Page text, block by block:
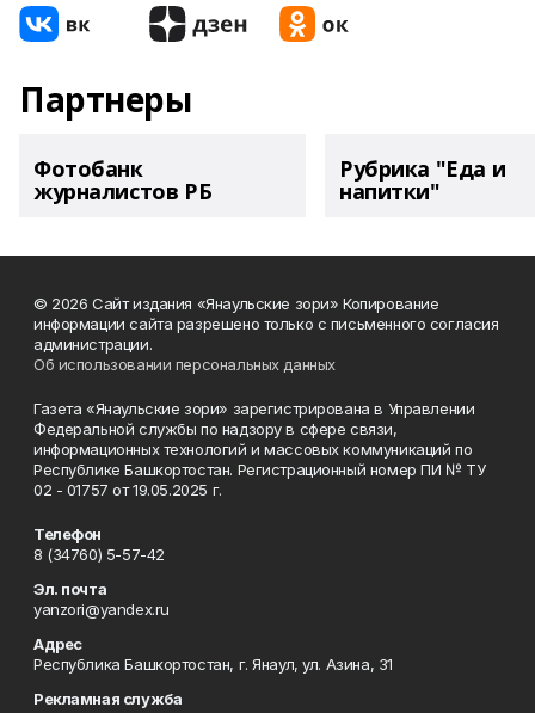
Партнеры
Фотобанк
журналистов РБ
Рубрика "Еда и
напитки"
© 2026 Сайт издания «Янаульские зори» Копирование
информации сайта разрешено только с письменного согласия
администрации.
Об использовании персональных данных
Газета «Янаульские зори» зарегистрирована в Управлении
Федеральной службы по надзору в сфере связи,
информационных технологий и массовых коммуникаций по
Республике Башкортостан. Регистрационный номер ПИ № ТУ
02 - 01757 от 19.05.2025 г.
Телефон
8 (34760) 5-57-42
Эл. почта
yanzori@yandex.ru
Адрес
Республика Башкортостан, г. Янаул, ул. Азина, 31
Рекламная служба